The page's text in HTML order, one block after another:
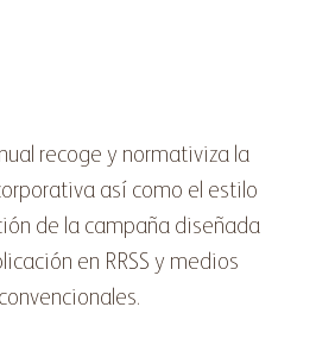
recoge y normativiza la
así como el estilo
de la campaña diseñada
en RRSS y medios
convencionales.